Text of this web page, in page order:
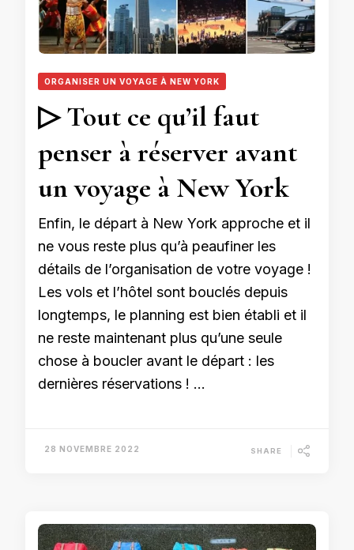
ORGANISER UN VOYAGE À NEW YORK
▷ Tout ce qu’il faut
penser à réserver avant
un voyage à New York
Enfin, le départ à New York approche et il
ne vous reste plus qu’à peaufiner les
détails de l’organisation de votre voyage !
Les vols et l’hôtel sont bouclés depuis
longtemps, le planning est bien établi et il
ne reste maintenant plus qu’une seule
chose à boucler avant le départ : les
dernières réservations ! …
28 NOVEMBRE 2022 SHARE